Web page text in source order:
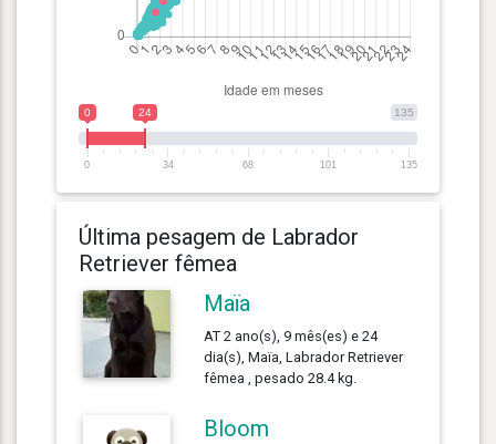
135
0 24
0 34 68 101 135
Última pesagem de Labrador
Retriever fêmea
Maïa
AT 2 ano(s), 9 mês(es) e 24
dia(s), Maïa, Labrador Retriever
fêmea , pesado 28.4 kg.
Bloom